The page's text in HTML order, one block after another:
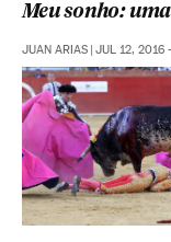
Meu sonho:
JUAN ARIAS | JUL 12, 2016